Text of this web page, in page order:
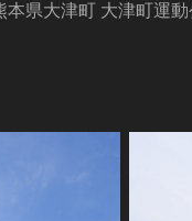
本県大津町 大津町運